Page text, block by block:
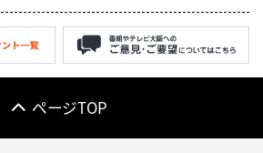
ページTOP